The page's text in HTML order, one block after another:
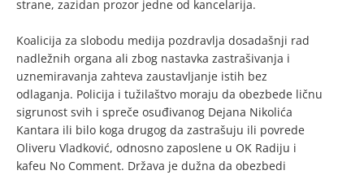
strane, zazidan prozor jedne od kancelarija.
Koalicija za slobodu medija pozdravlja dosadašnji rad
nadležnih organa ali zbog nastavka zastrašivanja i
uznemiravanja zahteva zaustavljanje istih bez
odlaganja. Policija i tužilaštvo moraju da obezbede ličnu
sigrunost svih i spreče osuđivanog Dejana Nikolića
Kantara ili bilo koga drugog da zastrašuju ili povrede
Oliveru Vladković, odnosno zaposlene u OK Radiju i
kafeu No Comment. Država je dužna da obezbedi